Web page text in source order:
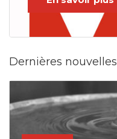
Dernières nouvelles